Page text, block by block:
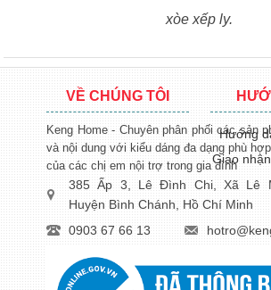
xòe xếp ly.
VỀ CHÚNG TÔI
Keng Home - Chuyên phân phối các sản
và nội dung với kiểu dáng đa dạng phù
của các chị em nội trợ trong gia đình
385 Ấp 3, Lê Đình Chi, Xã Lê
Huyện Bình Chánh, Hồ Chí Minh
0903 67 66 13
Hướng
Giao